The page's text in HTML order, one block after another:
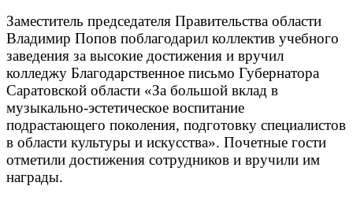
Заместитель председателя Правительства области
Владимир Попов поблагодарил коллектив учебного
заведения за высокие достижения и вручил
колледжу Благодарственное письмо Губернатора
Саратовской области «За большой вклад в
музыкально-эстетическое воспитание
подрастающего поколения, подготовку специалистов
в области культуры и искусства». Почетные гости
отметили достижения сотрудников и вручили им
награды.